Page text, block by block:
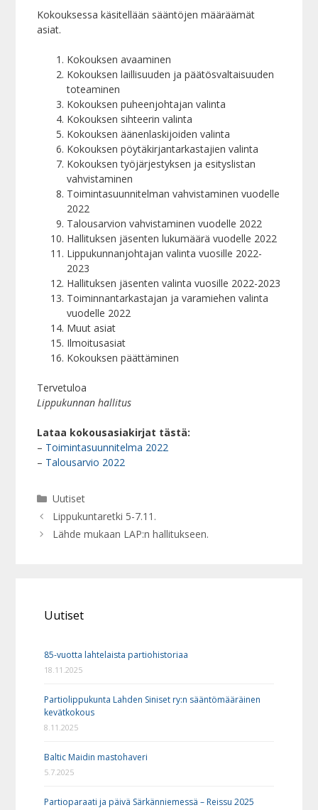
Kokouksessa käsitellään sääntöjen määräämät
asiat.
Kokouksen avaaminen
Kokouksen laillisuuden ja päätösvaltaisuuden
toteaminen
Kokouksen puheenjohtajan valinta
Kokouksen sihteerin valinta
Kokouksen äänenlaskijoiden valinta
Kokouksen pöytäkirjantarkastajien valinta
Kokouksen työjärjestyksen ja esityslistan
vahvistaminen
Toimintasuunnitelman vahvistaminen vuodelle
2022
Talousarvion vahvistaminen vuodelle 2022
Hallituksen jäsenten lukumäärä vuodelle 2022
Lippukunnanjohtajan valinta vuosille 2022-
2023
Hallituksen jäsenten valinta vuosille 2022-2023
Toiminnantarkastajan ja varamiehen valinta
vuodelle 2022
Muut asiat
Ilmoitusasiat
Kokouksen päättäminen
Tervetuloa
Lippukunnan hallitus
Lataa kokousasiakirjat tästä:
– Toimintasuunnitelma 2022
– Talousarvio 2022
Kategoriat
Uutiset
Lippukuntaretki 5-7.11.
Lähde mukaan LAP:n hallitukseen.
Uutiset
85-vuotta lahtelaista partiohistoriaa
18.11.2025
Partiolippukunta Lahden Siniset ry:n sääntömääräinen
kevätkokous
8.11.2025
Baltic Maidin mastohaveri
5.7.2025
Partioparaati ja päivä Särkänniemessä – Reissu 2025